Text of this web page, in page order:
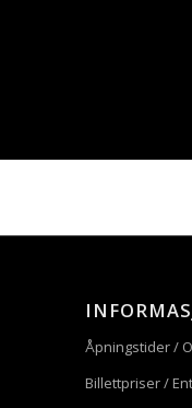
Åpningstider /
Billettpriser /